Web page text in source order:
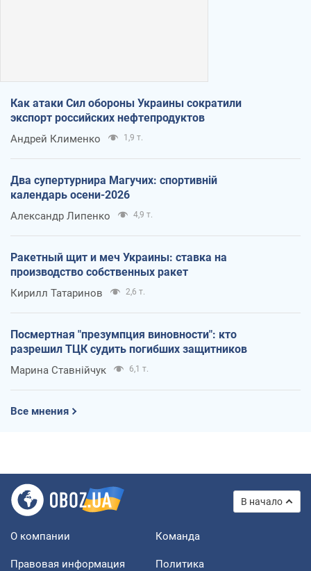
Как атаки Сил обороны Украины сократили
экспорт российских нефтепродуктов
Андрей Клименко 1,9 т.
Два супертурнира Магучих: спортивній
календарь осени-2026
Александр Липенко 4,9 т.
Ракетный щит и меч Украины: ставка на
производство собственных ракет
Кирилл Татаринов 2,6 т.
Посмертная "презумпция виновности": кто
разрешил ТЦК судить погибших защитников
Марина Ставнійчук 6,1 т.
Все мнения
В начало
О компании Команда
Правовая информация
Политика